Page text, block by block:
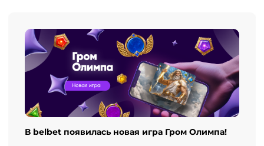
В belbet появилась новая игра Гром Олимпа!